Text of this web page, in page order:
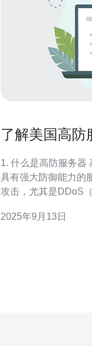
了解美国高防
1. 什么是高防服务器 高防服务器，顾名思义，是一种
具有强大防御能力的
攻击，尤其是DDoS
供强大安全防护和高可用性方面
2025年9月13日